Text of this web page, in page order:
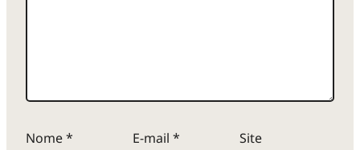
Nome* E-mail * Site